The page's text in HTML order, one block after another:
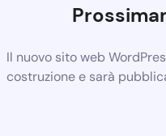
Il nuovo sito web
costruzione e sarà